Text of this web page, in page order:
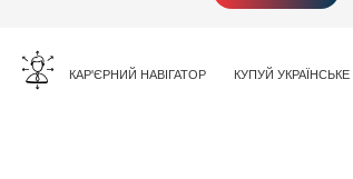
КАР'ЄРНИЙ НАВІГАТОР КУПУЙ УКРАЇНСЬКЕ